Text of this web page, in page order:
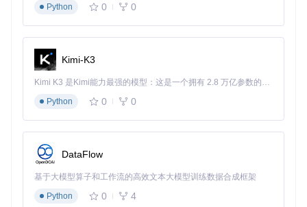
的简要介绍，帮助您快速理解和运用此工具。
Python
0 0
Kimi-K3
Kimi K3 是Kimi能力最强的模型：这是一个拥有 2.8 万亿参数的混合专家（MoE）模型，具备原生视觉理解能力，并支持 100 万 token 的上下文窗口。
Python
0 0
DataFlow
基于大模型算子和工作流的高效文本大模型训练数据合成框架
Python
0 4